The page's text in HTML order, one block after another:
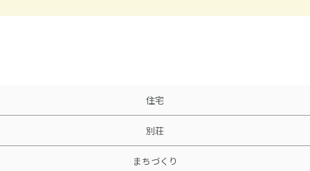
住宅
別荘
まちづくり